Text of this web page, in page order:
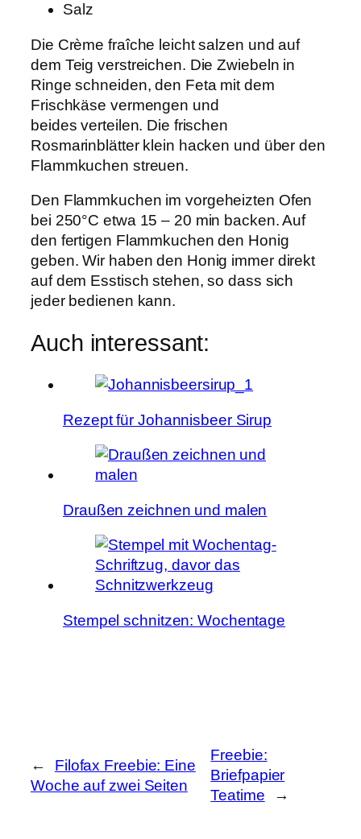
Salz
Die Crème fraîche leicht salzen und auf
dem Teig verstreichen. Die Zwiebeln in
Ringe schneiden, den Feta mit dem
Frischkäse vermengen und
beides verteilen. Die frischen
Rosmarinblätter klein hacken und über den
Flammkuchen streuen.
Den Flammkuchen im vorgeheizten Ofen
bei 250°C etwa 15 – 20 min backen. Auf
den fertigen Flammkuchen den Honig
geben. Wir haben den Honig immer direkt
auf dem Esstisch stehen, so dass sich
jeder bedienen kann.
Auch interessant:
Rezept für Johannisbeer Sirup
Draußen zeichnen und malen
Stempel schnitzen: Wochentage
←
Filofax Freebie: Eine
Woche auf zwei Seiten
Freebie:
Briefpapier
Teatime
→